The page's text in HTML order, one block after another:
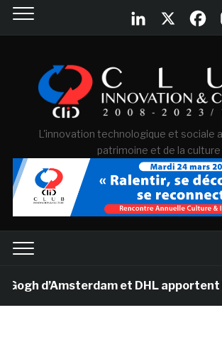
L'innovation technologique et sociale
patrimoine et de la culture
d’Amsterdam et DHL apportent